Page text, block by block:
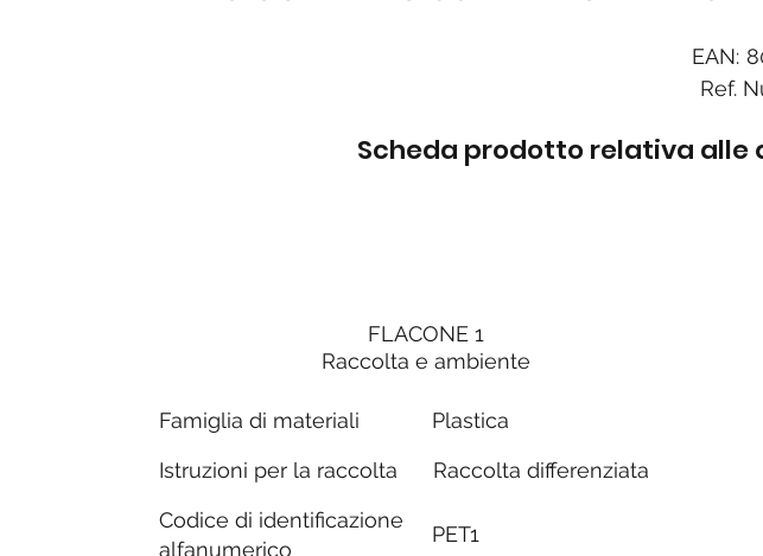
EAN:
Ref.
Scheda prodotto relativa
FLACONE 1
Raccolta e ambiente
Famiglia di materiali
Istruzioni per la raccolta
Codice di identificazione
alfanumerico
Plastica
Raccolta differenziata
PET1